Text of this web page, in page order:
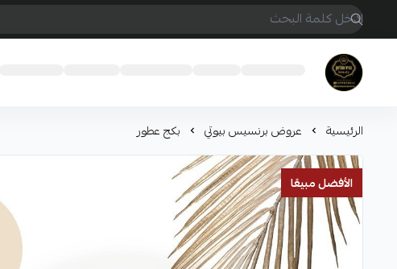
Princess beauty
الرئيسية عروض برنسيس بيوتي بكج عطور
الأفضل مبيعًا